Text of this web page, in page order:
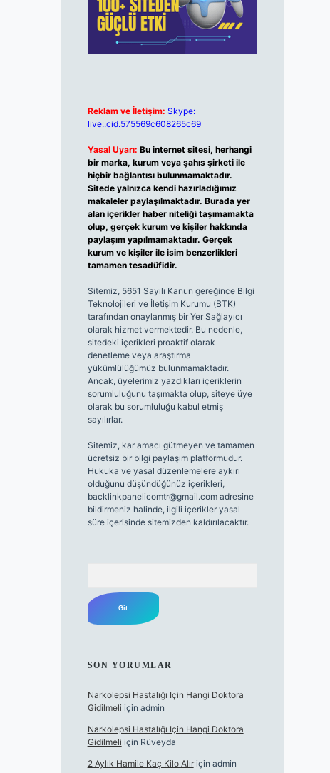
Reklam ve İletişim: Skype:
live:.cid.575569c608265c69
Yasal Uyarı: Bu internet sitesi, herhangi
bir marka, kurum veya şahıs şirketi ile
hiçbir bağlantısı bulunmamaktadır.
Sitede yalnızca kendi hazırladığımız
makaleler paylaşılmaktadır. Burada yer
alan içerikler haber niteliği taşımamakta
olup, gerçek kurum ve kişiler hakkında
paylaşım yapılmamaktadır. Gerçek
kurum ve kişiler ile isim benzerlikleri
tamamen tesadüfidir.
Sitemiz, 5651 Sayılı Kanun gereğince Bilgi
Teknolojileri ve İletişim Kurumu (BTK)
tarafından onaylanmış bir Yer Sağlayıcı
olarak hizmet vermektedir. Bu nedenle,
sitedeki içerikleri proaktif olarak
denetleme veya araştırma
yükümlülüğümüz bulunmamaktadır.
Ancak, üyelerimiz yazdıkları içeriklerin
sorumluluğunu taşımakta olup, siteye üye
olarak bu sorumluluğu kabul etmiş
sayılırlar.
Sitemiz, kar amacı gütmeyen ve tamamen
ücretsiz bir bilgi paylaşım platformudur.
Hukuka ve yasal düzenlemelere aykırı
olduğunu düşündüğünüz içerikleri,
backlinkpanelicomtr@gmail.comadresine
bildirmeniz halinde, ilgili içerikler yasal
süre içerisinde sitemizden kaldırılacaktır.
SON YORUMLAR
Narkolepsi Hastalığı Için Hangi Doktora
Gidilmeli için admin
Narkolepsi Hastalığı Için Hangi Doktora
Gidilmeli için Rüveyda
2 Aylık Hamile Kaç Kilo Alıriçin admin